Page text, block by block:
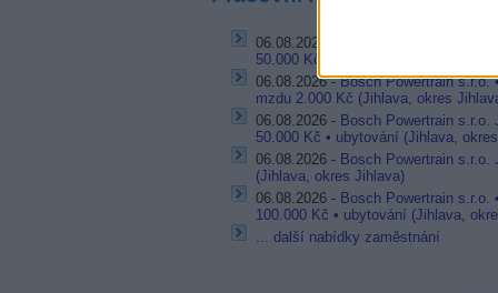
06.08.2026 -
Bosch Powertrain
50.000 Kč • příspěvek na ubytování
06.08.2026 -Bosch Powertrain s.r.o.
mzdu 2.000 Kč (Jihlava, okres
06.08.2026 - Bosch Powertrain s.r.o.
50.000 Kč • ubytování (Jihlava,
06.08.2026 - Bosch Powertrain s.r.o.
(Jihlava, okres Jihlava)
06.08.2026 - Bosch Powertrain s.r.o.
100.000 Kč • ubytování (Jihlava,
... další nabídky zaměstnání